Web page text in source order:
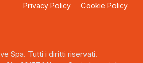
Privacy Policy Cookie Policy
Spa. Tutti i diritti riservati.